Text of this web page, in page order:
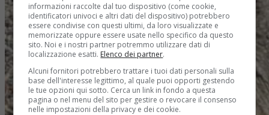
informazioni raccolte dal tuo dispositivo (come cookie,
identificatori univoci e altri dati del dispositivo) potrebbero
essere condivise con questi ultimi, da loro visualizzate e
memorizzate oppure essere usate nello specifico da questo
sito. Noi e i nostri partner potremmo utilizzare dati di
localizzazione esatti. Elenco dei partner.
Alcuni fornitori potrebbero trattare i tuoi dati personali sulla
base dell'interesse legittimo, al quale puoi opporti gestendo
le tue opzioni qui sotto. Cerca un link in fondo a questa
pagina o nel menu del sito per gestire o revocare il consenso
nelle impostazioni della privacy e dei cookie.